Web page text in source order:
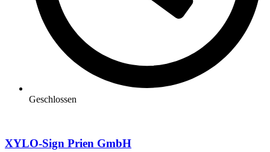
Geschlossen
XYLO-Sign Prien GmbH